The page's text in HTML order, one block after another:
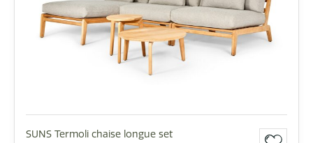
SUNS Termoli chaise longue set